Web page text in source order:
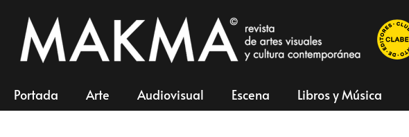
Portada Arte Audiovisual Escena Libros y Música